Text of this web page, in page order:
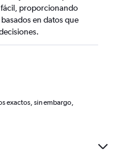
fácil, proporcionando
en datos que
exactos, sin embargo,